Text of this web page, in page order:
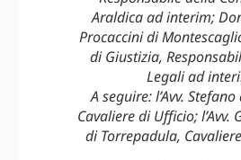
Araldica ad interim;
Procaccini di
di Giustizia,
Legali ad
A seguire: l’Avv. Stefano
Cavaliere di Ufficio; l’Avv.
di Torrepadula,